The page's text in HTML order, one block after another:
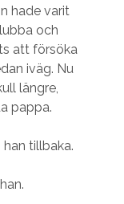
hade varit
och
att försöka
iväg. Nu
längre,
pappa.
tillbaka.